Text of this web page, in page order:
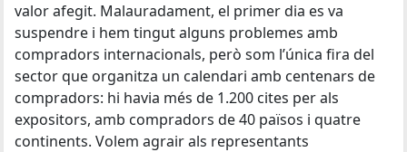
valor afegit. Malauradament, el primer dia es va
suspendre i hem tingut alguns problemes amb
compradors internacionals, però som l’única fira del
sector que organitza un calendari amb centenars de
compradors: hi havia més de 1.200 cites per als
expositors, amb compradors de 40 països i quatre
continents. Volem agrair als representants